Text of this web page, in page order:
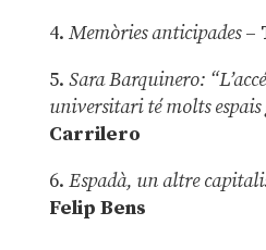
4. Memòries anticipades–
5. Sara Barquinero:
universitari té molts espais
Carrilero
6. Espadà, un altre
Felip Bens